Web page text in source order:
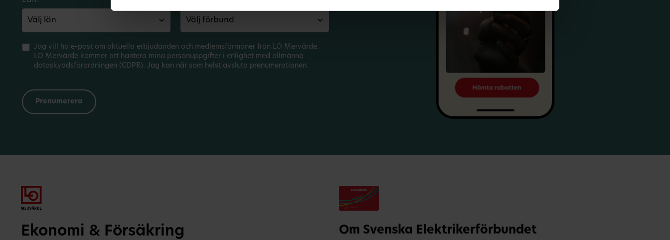
Jag vill ha e-post om aktuella erbjudanden och medlemsförmåner från LO Mervärde.
LO Mervärde kommer att hantera mina personuppgifter i enlighet med allmänna
dataskyddsförordningen (GDPR). Jag kan när som helst avsluta prenumerationen.
Ekonomi & Försäkring
Om Svenska Elektrikerförbundet